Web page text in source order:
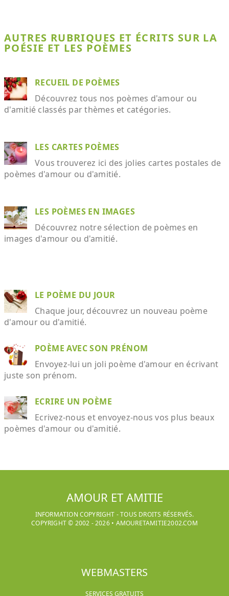
AUTRES RUBRIQUES ET ÉCRITS SUR LA
POÉSIE ET LES POÈMES
RECUEIL DE POÈMES
Découvrez tous nos poèmes d'amour ou
d'amitié classés par thèmes et catégories.
LES CARTES POÈMES
Vous trouverez ici des jolies cartes postales de
poèmes d'amour ou d'amitié.
LES POÈMES EN IMAGES
Découvrez notre sélection de poèmes en
images d'amour ou d'amitié.
LE POÈME DU JOUR
Chaque jour, découvrez un nouveau poème
d'amour ou d'amitié.
POÈME AVEC SON PRÉNOM
Envoyez-lui un joli poème d'amour en écrivant
juste son prénom.
ECRIRE UN POÈME
Ecrivez-nous et envoyez-nous vos plus beaux
poèmes d'amour ou d'amitié.
AMOUR ET AMITIE
INFORMATION COPYRIGHT - TOUS DROITS RÉSERVÉS.
COPYRIGHT © 2002 -2026• AMOURETAMITIE2002.COM
WEBMASTERS
SERVICES GRATUITS